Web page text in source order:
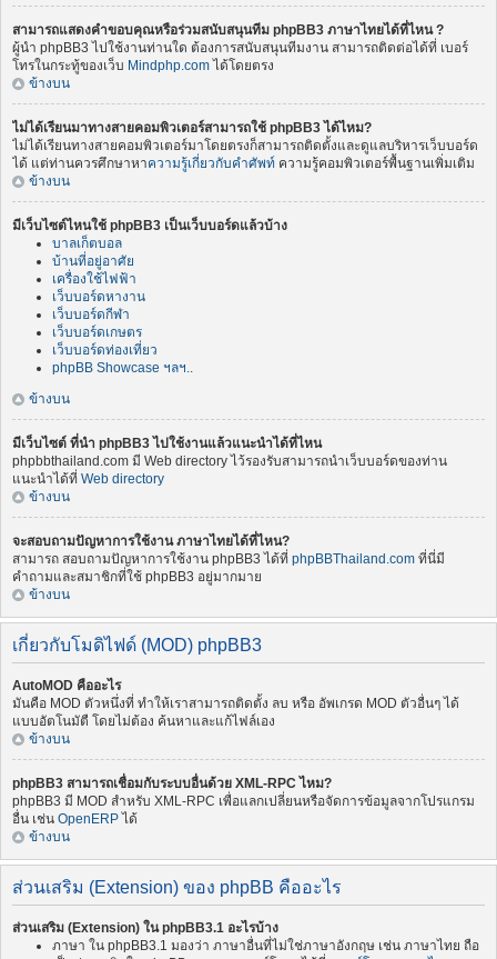
สามารถแสดงคำขอบคุณหรือร่วมสนับสนุนทีม phpBB3 ภาษาไทยได้ที่ไหน ?
ผู้นำ phpBB3 ไปใช้งานท่านใด ต้องการสนับสนุนทีมงาน สามารถติดต่อได้ที่ เบอร์
โทรในกระทู้ของเว็บ Mindphp.com ได้โดยตรง
ข้างบน
ไม่ได้เรียนมาทางสายคอมพิวเตอร์สามารถใช้ phpBB3 ได้ไหม?
ไม่ได้เรียนทางสายคอมพิวเตอร์มาโดยตรงก็สามารถติดตั้งและดูแลบริหารเว็บบอร์ด
ได้ แต่ท่านควรศึกษาหาความรู้เกี่ยวกับคำศัพท์ ความรู้คอมพิวเตอร์พื้นฐานเพิ่มเติม
ข้างบน
มีเว็บไซต์ไหนใช้ phpBB3 เป็นเว็บบอร์ดแล้วบ้าง
บาลเก็ตบอล
บ้านที่อยู่อาศัย
เครื่องใช้ไฟฟ้า
เว็บบอร์ดหางาน
เว็บบอร์ดกีฬา
เว็บบอร์ดเกษตร
เว็บบอร์ดท่องเที่ยว
phpBB Showcase ฯลฯ..
ข้างบน
มีเว็บไซต์ ที่นำ phpBB3 ไปใช้งานแล้วแนะนำได้ที่ไหน
phpbbthailand.com มี Web directory ไว้รองรับสามารถนำเว็บบอร์ดของท่าน
แนะนำได้ที่ Web directory
ข้างบน
จะสอบถามปัญหาการใช้งาน ภาษาไทยได้ที่ไหน?
สามารถ สอบถามปัญหาการใช้งาน phpBB3 ได้ที่ phpBBThailand.com ที่นี่มี
คำถามและสมาชิกที่ใช้ phpBB3 อยู่มากมาย
ข้างบน
เกี่ยวกับโมดิไฟด์ (MOD) phpBB3
AutoMOD คืออะไร
มันคือ MOD ตัวหนึ่งที่ ทำให้เราสามารถติดตั้ง ลบ หรือ อัพเกรด MOD ตัวอื่นๆ ได้
แบบอัตโนมัตื โดยไม่ต้อง ค้นหาและแก้ไฟล์เอง
ข้างบน
phpBB3 สามารถเชื่อมกับระบบอื่นด้วย XML-RPC ไหม?
phpBB3 มี MOD สำหรับ XML-RPC เพื่อแลกเปลี่ยนหรือจัดการข้อมูลจากโปรแกรม
อื่น เช่น OpenERP ได้
ข้างบน
ส่วนเสริม (Extension) ของ phpBB คืออะไร
ส่วนเสริม (Extension) ใน phpBB3.1 อะไรบ้าง
ภาษา ใน phpBB3.1 มองว่า ภาษาอื่นที่ไม่ใช่ภาษาอังกฤษ เช่น ภาษาไทย ถือ